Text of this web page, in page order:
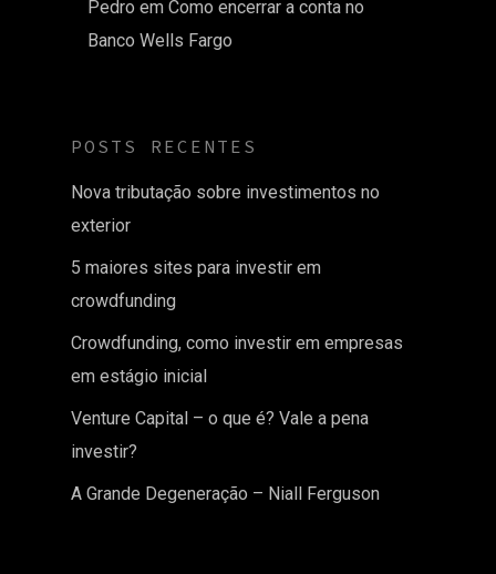
Pedro em Como encerrar a conta no
Banco Wells Fargo
POSTS RECENTES
Nova tributação sobre investimentos no
exterior
5 maiores sites para investir em
crowdfunding
Crowdfunding, como investir em empresas
em estágio inicial
Venture Capital – o que é? Vale a pena
investir?
A Grande Degeneração – Niall Ferguson